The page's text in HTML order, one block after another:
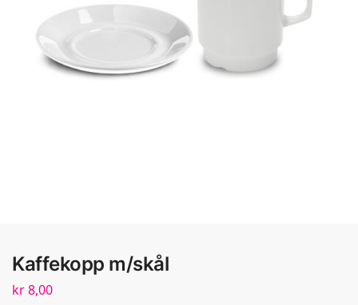
Kaffekopp m/skål
kr8,00